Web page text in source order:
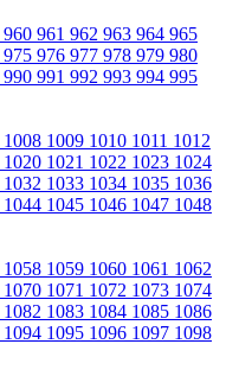
960 961 962 963 964 965
975 976 977 978 979 980
990 991 992 993 994 995
1008 1009 1010 1011 1012
1020 1021 1022 1023 1024
1032 1033 1034 1035 1036
1044 1045 1046 1047 1048
1058 1059 1060 1061 1062
1070 1071 1072 1073 1074
1082 1083 1084 1085 1086
1094 1095 1096 1097 1098